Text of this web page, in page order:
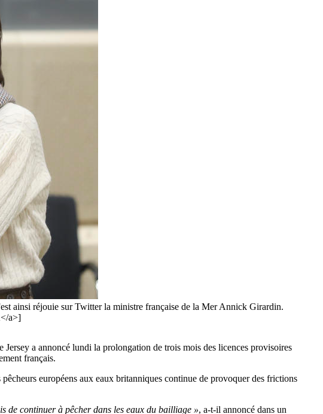
ainsi réjouie sur Twitter la ministre française de la Mer Annick Girardin.
a>]
a annoncé lundi la prolongation de trois mois des licences provisoires
français.
européens aux eaux britanniques continue de provoquer des frictions
de continuer à pêcher dans les eaux du bailliage », a-t-il annoncé dans un